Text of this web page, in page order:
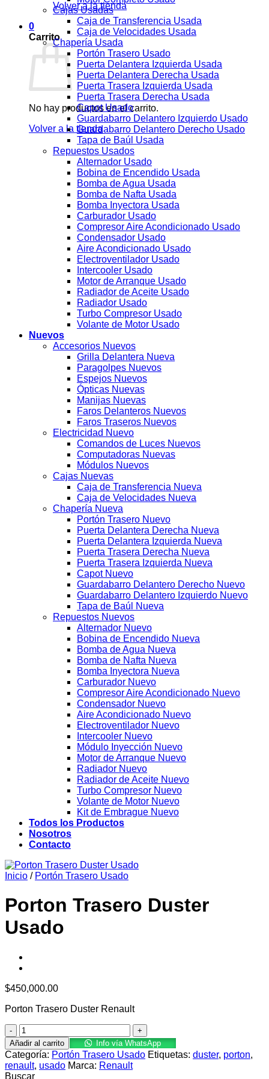
Volver a la tienda
0
Carrito
No hay productos en el carrito.
Volver a la tienda
Cajas Usadas
Caja de Transferencia Usada
Caja de Velocidades Usada
Chapería Usada
Portón Trasero Usado
Puerta Delantera Izquierda Usada
Puerta Delantera Derecha Usada
Puerta Trasera Izquierda Usada
Puerta Trasera Derecha Usada
Capot Usado
Guardabarro Delantero Izquierdo Usado
Guardabarro Delantero Derecho Usado
Tapa de Baúl Usada
Repuestos Usados
Alternador Usado
Bobina de Encendido Usada
Bomba de Agua Usada
Bomba de Nafta Usada
Bomba Inyectora Usada
Carburador Usado
Compresor Aire Acondicionado Usado
Condensador Usado
Aire Acondicionado Usado
Electroventilador Usado
Intercooler Usado
Motor de Arranque Usado
Radiador de Aceite Usado
Radiador Usado
Turbo Compresor Usado
Volante de Motor Usado
Nuevos
Accesorios Nuevos
Grilla Delantera Nueva
Paragolpes Nuevos
Espejos Nuevos
Ópticas Nuevas
Manijas Nuevas
Faros Delanteros Nuevos
Faros Traseros Nuevos
Electricidad Nuevo
Comandos de Luces Nuevos
Computadoras Nuevas
Módulos Nuevos
Cajas Nuevas
Caja de Transferencia Nueva
Caja de Velocidades Nueva
Chapería Nueva
Portón Trasero Nuevo
Puerta Delantera Derecha Nueva
Puerta Delantera Izquierda Nueva
Puerta Trasera Derecha Nueva
Puerta Trasera Izquierda Nueva
Capot Nuevo
Guardabarro Delantero Derecho Nuevo
Guardabarro Delantero Izquierdo Nuevo
Tapa de Baúl Nueva
Repuestos Nuevos
Alternador Nuevo
Bobina de Encendido Nueva
Bomba de Agua Nueva
Bomba de Nafta Nueva
Bomba Inyectora Nueva
Carburador Nuevo
Compresor Aire Acondicionado Nuevo
Condensador Nuevo
Aire Acondicionado Nuevo
Electroventilador Nuevo
Intercooler Nuevo
Módulo Inyección Nuevo
Motor de Arranque Nuevo
Radiador Nuevo
Radiador de Aceite Nuevo
Turbo Compresor Nuevo
Volante de Motor Nuevo
Kit de Embrague Nuevo
Todos los Productos
Nosotros
Contacto
Inicio / Portón Trasero Usado
Porton Trasero Duster
Usado
$450,000.00
Porton Trasero Duster Renault
Porton
Trasero
Duster
Usado
cantidad
Añadir al carrito Info vía WhatsApp
Categoría: Portón Trasero Usado Etiquetas: duster, porton,
renault, usado Marca: Renault
Buscar